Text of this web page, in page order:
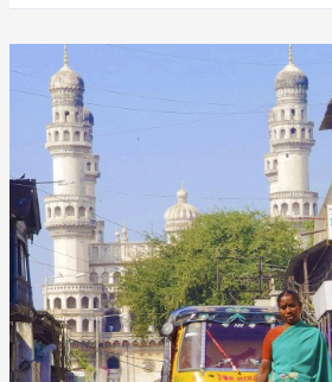
gute
Partie,
von
Vikram
Seth
(Roman
1993,
engl.
A
Suitable
Boy)
–
7/10